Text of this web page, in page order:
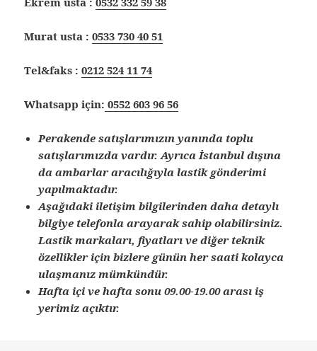
Murat usta :0533 730 40 51
Tel&faks :0212 524 11 74
Whatsapp için: 0552 603 96 56
Perakende satışlarımızın yanında toplu
satışlarımızda vardır. Ayrıca İstanbul dışına
da ambarlar aracılığıyla lastik gönderimi
yapılmaktadır.
Aşağıdaki iletişim bilgilerinden daha detaylı
bilgiye telefonla arayarak sahip olabilirsiniz.
Lastik markaları, fiyatları ve diğer teknik
özellikler için bizlere günün her saati kolayca
ulaşmanız mümkündür.
Hafta içi ve hafta sonu 09.00-19.00 arası iş
yerimiz açıktır.